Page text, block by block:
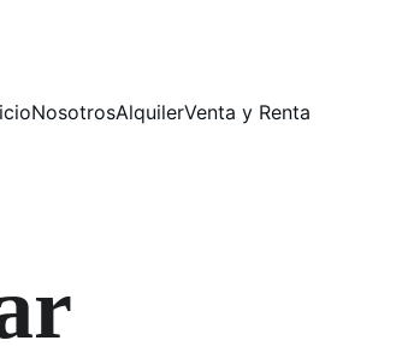
NosotrosAlquilerVenta y Renta